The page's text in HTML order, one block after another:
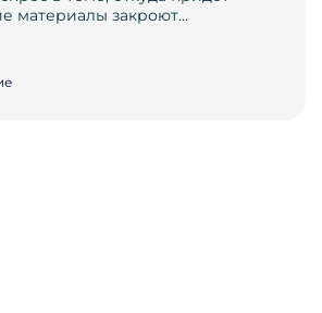
материалы закроют…